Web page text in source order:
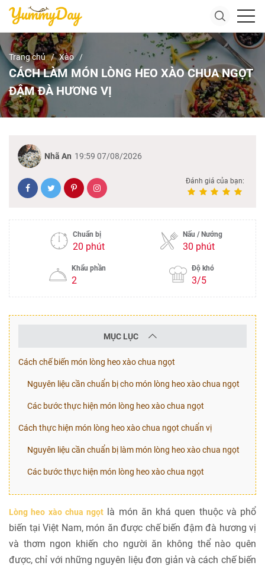
Trang chủ Xào
CÁCH LÀM MÓN LÒNG HEO XÀO CHUA NGỌT
ĐẬM ĐÀ HƯƠNG VỊ
Nhã An 19:59 07/08/2026
Đánh giá của bạn:
Chuẩn bị
20 phút
Nấu / Nướng
30 phút
Khẩu phần
2
Độ khó
3/5
MỤC LỤC
Cách chế biến món lòng heo xào chua ngọt
Nguyên liệu cần chuẩn bị cho món lòng heo xào chua ngọt
Các bước thực hiện món lòng heo xào chua ngọt
Cách thực hiện món lòng heo xào chua ngọt chuẩn vị
Nguyên liệu cần chuẩn bị làm món lòng heo xào chua ngọt
Các bước thực hiện món lòng heo xào chua ngọt
Lòng heo xào chua ngọt là món ăn khá quen thuộc và phổ
biến tại Việt Nam, món ăn được chế biến đậm đà hương vị
và thơm ngon khiến cho người ăn không thể nào quên
được, chỉ với những nguyên liệu đơn giản và cách chế biến